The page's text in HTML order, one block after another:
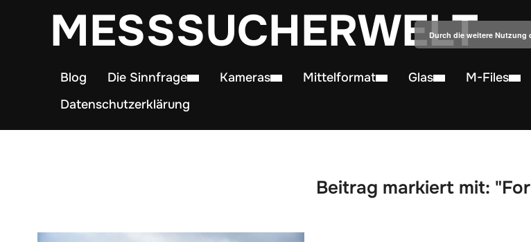
MESSSUCHERWELT
Blog Die Sinnfrage Kameras Mittelformat Glas M-Files
Datenschutzerklärung
Beitrag markiert mit:
Durch die weitere Nutzung